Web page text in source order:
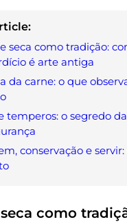
seca como tradição:
é arte antiga
da carne: o que
temperos: o segredo
conservação e
como